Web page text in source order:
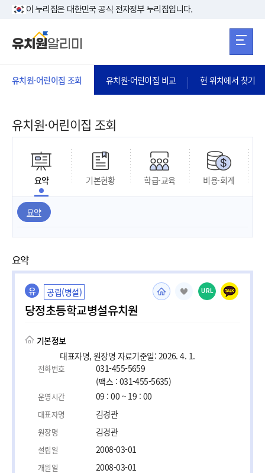
본문 바로가기
이 누리집은 대한민국 공식 전자정부 누리집입니다.
유치원·어린이집 조회 유치원·어린이집 비교 현 위치에서 찾기
유치원·어린이집 조회
요약 기본현황 학급·교육 비용·회계
요약
요약
유 공립(병설)
당정초등학교병설유치원
URL
기본정보
대표자명, 원장명 자료기준일: 2026. 4. 1.
전화번호
031-455-5659
(팩스 : 031-455-5635)
운영시간 09 : 00 ~ 19 : 00
대표자명 김경관
원장명 김경관
설립일 2008-03-01
개원일 2008-03-01